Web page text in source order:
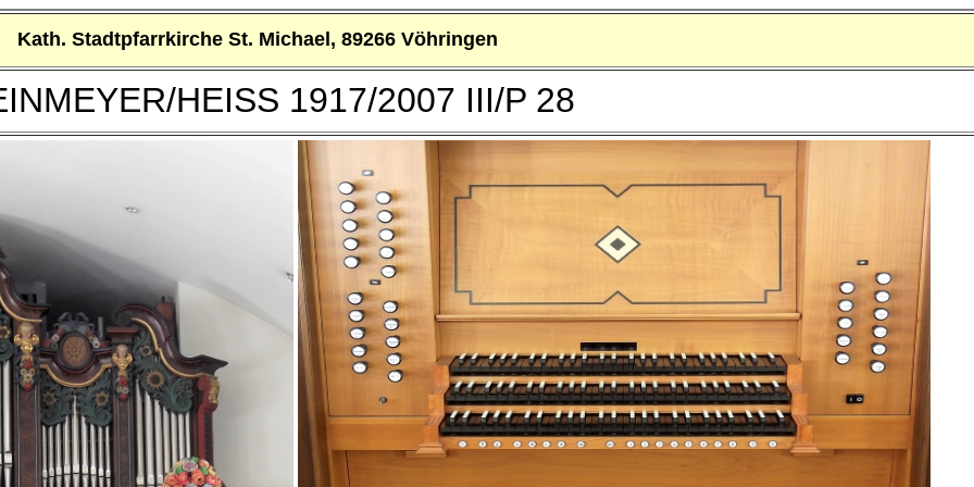
Kath. Stadtpfarrkirche St. Michael, 89266 Vöhringen
HEISS 1917/2007 III/P 28